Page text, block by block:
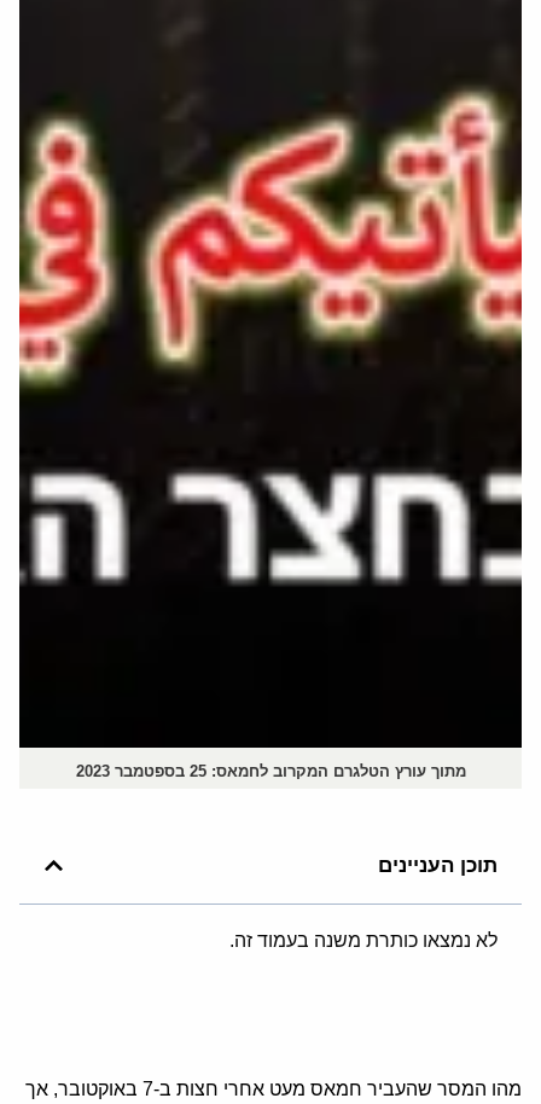
מתוך עורץ הטלגרם המקרוב לחמאס: 25 בספטמבר 2023
תוכן העניינים
לא נמצאו כותרת משנה בעמוד זה.
מהו המסר שהעביר חמאס מעט אחרי חצות ב-7 באוקטובר, אך